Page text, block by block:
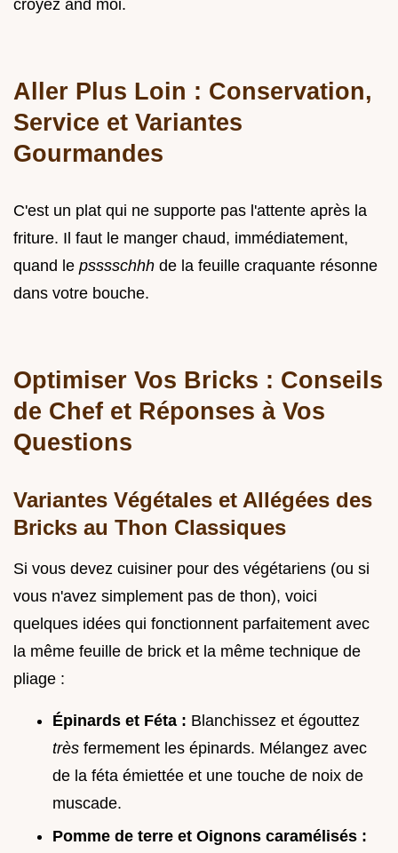
croyez and moi.
Aller Plus Loin : Conservation,
Service et Variantes
Gourmandes
C'est un plat qui ne supporte pas l'attente après la
friture. Il faut le manger chaud, immédiatement,
quand le psssschhh de la feuille craquante résonne
dans votre bouche.
Optimiser Vos Bricks : Conseils
de Chef et Réponses à Vos
Questions
Variantes Végétales et Allégées des
Bricks au Thon Classiques
Si vous devez cuisiner pour des végétariens (ou si
vous n'avez simplement pas de thon), voici
quelques idées qui fonctionnent parfaitement avec
la même feuille de brick et la même technique de
pliage :
Épinards et Féta : Blanchissez et égouttez
très fermement les épinards. Mélangez avec
de la féta émiettée et une touche de noix de
muscade.
Pomme de terre et Oignons caramélisés :